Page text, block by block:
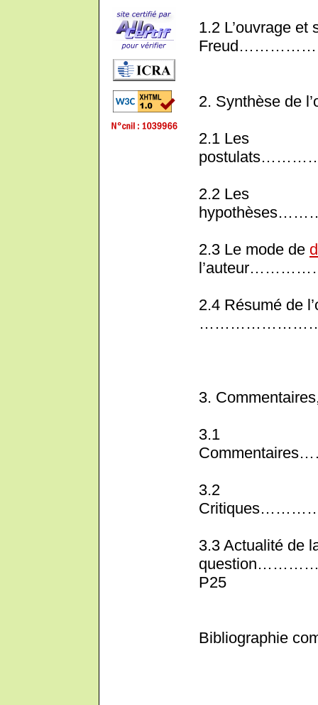
1.2 L’ouvrage
2. Synthèse de
2.1 Les
2.2 Les
2.3 Le mode de
2.4 Résumé de
3.
3.1
3.2
3.3 Actualité de
P25
Bibliographie